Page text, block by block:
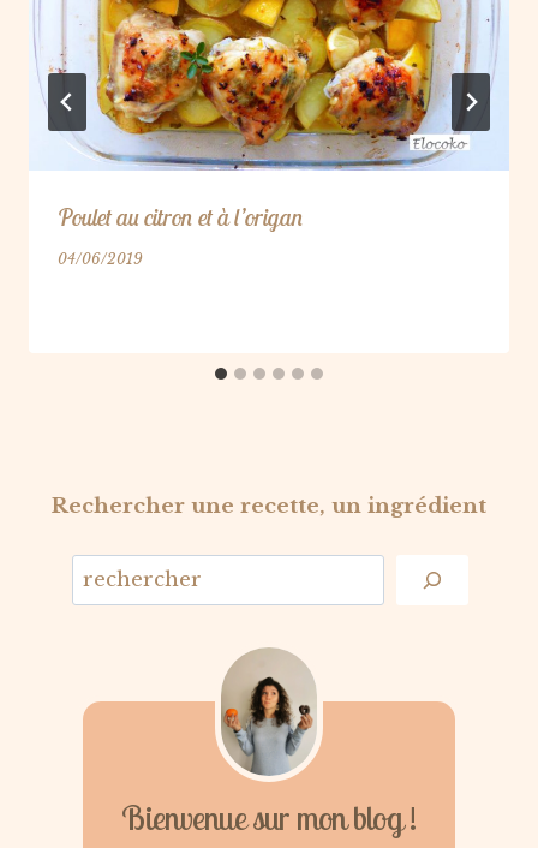
Poulet au citron et à l’origan
04/06/2019
Rechercher une recette, un ingrédient
Bienvenue sur mon blog !